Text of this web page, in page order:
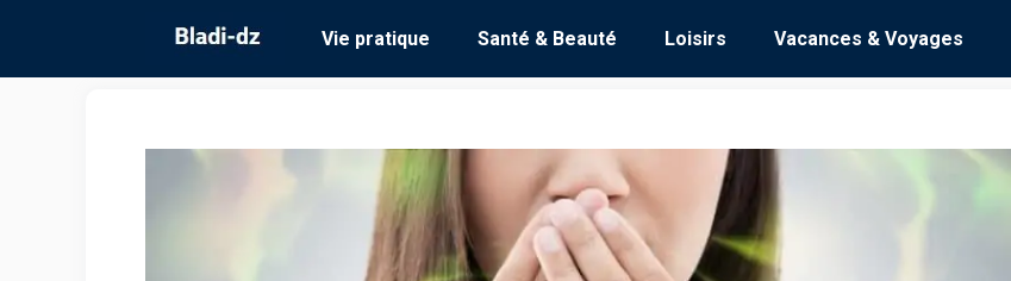
contenu
Vie pratique Santé & Beauté Loisirs Vacances & Voyages